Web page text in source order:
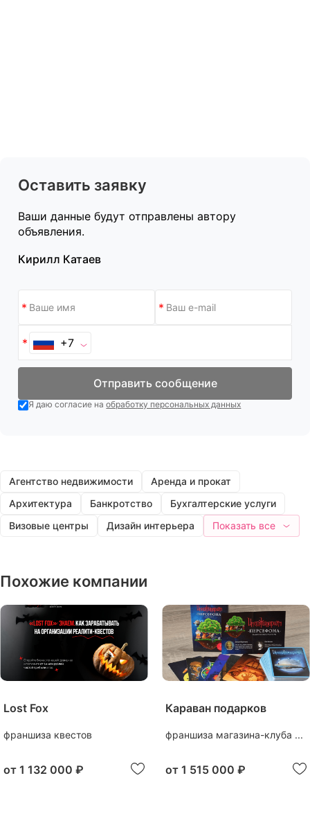
Оставить заявку
Ваши данные будут отправлены автору
объявления.
Кирилл Катаев
+7
Отправить сообщение
Я даю согласие наобработку персональных данных
Агентство недвижимости
Аренда и прокат
Архитектура
Банкротство
Бухгалтерские услуги
Визовые центры
Дизайн интерьера Показать все
Похожие компании
Lost Fox
франшиза квестов
от 1 132 000 ₽
Караван подарков
франшиза магазина-клуба ...
от 1 515 000 ₽